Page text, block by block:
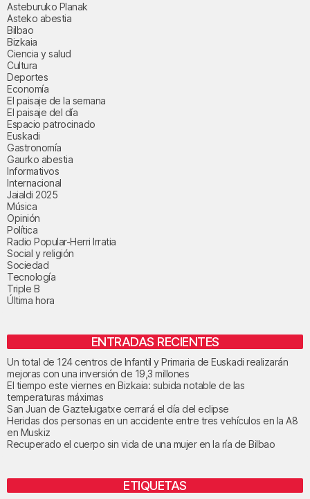
Asteburuko Planak
Asteko abestia
Bilbao
Bizkaia
Ciencia y salud
Cultura
Deportes
Economía
El paisaje de la semana
El paisaje del día
Espacio patrocinado
Euskadi
Gastronomía
Gaurko abestia
Informativos
Internacional
Jaialdi 2025
Música
Opinión
Política
Radio Popular-Herri Irratia
Social y religión
Sociedad
Tecnología
Triple B
Última hora
ENTRADAS RECIENTES
Un total de 124 centros de Infantil y Primaria de Euskadi realizarán
mejoras con una inversión de 19,3 millones
El tiempo este viernes en Bizkaia: subida notable de las
temperaturas máximas
San Juan de Gaztelugatxe cerrará el día del eclipse
Heridas dos personas en un accidente entre tres vehículos en la A8
en Muskiz
Recuperado el cuerpo sin vida de una mujer en la ría de Bilbao
ETIQUETAS